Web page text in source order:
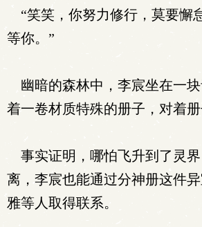
“笑笑，你努力修行，莫要懈
等你。”
幽暗的森林中，李宸坐在一
着一卷材质特殊的册子，对着册
事实证明，哪怕飞升到了灵
离，李宸也能通过分神册这件
雅等人取得联系。